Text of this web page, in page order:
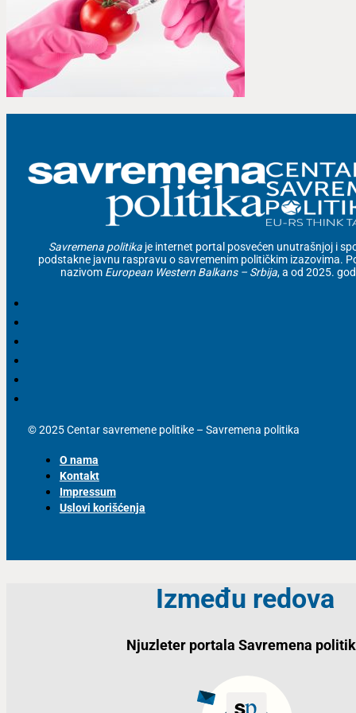
Savremena politika je internet portal posvećen unutrašnjoj i
podstakne javnu raspravu o savremenim političkim izazovima.
nazivom European Western Balkans – Srbija, a od 2025.
© 2025 Centar savremene politike – Savremena politika
O nama
Kontakt
Impressum
Uslovi korišćenja
Između redova
Njuzleter portala Savremena